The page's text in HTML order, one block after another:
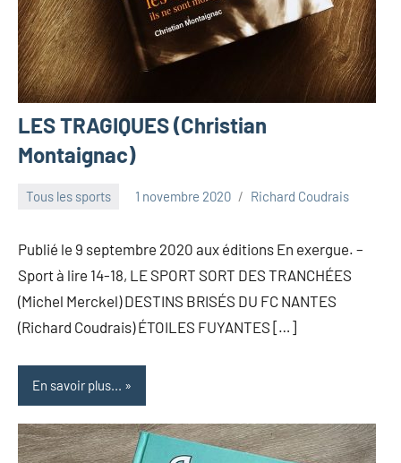
LES TRAGIQUES (Christian
Montaignac)
Tous les sports 1 novembre 2020 Richard Coudrais
Publié le 9 septembre 2020 aux éditions En exergue. –
Sport à lire 14-18, LE SPORT SORT DES TRANCHÉES
(Michel Merckel) DESTINS BRISÉS DU FC NANTES
(Richard Coudrais) ÉTOILES FUYANTES […]
En savoir plus...